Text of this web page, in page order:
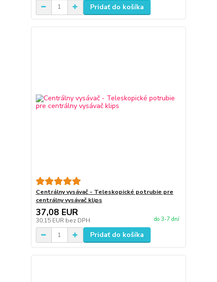
Pridať do košíka
Centrálny vysávač - Teleskopické potrubie pre
centrálny vysávač klips
37,08 EUR
30,15 EUR bez DPH do 3-7 dní
Pridať do košíka